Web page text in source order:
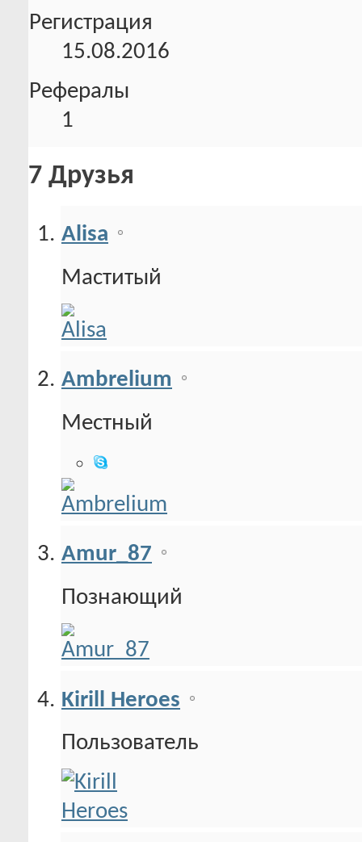
Регистрация
15.08.2016
Рефералы
1
7 Друзья
Alisa
Маститый
Ambrelium
Местный
Amur_87
Познающий
Kirill Heroes
Пользователь